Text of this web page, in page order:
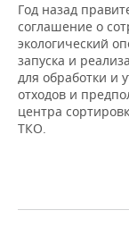
Год назад
соглашение о
экологический
запуска и
для обработки и
отходов и
центра
ТКО.